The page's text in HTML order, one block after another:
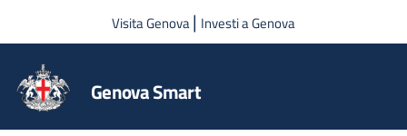
Salta al contenuto principale
Visita Genova| Investi a Genova
Genova Smart